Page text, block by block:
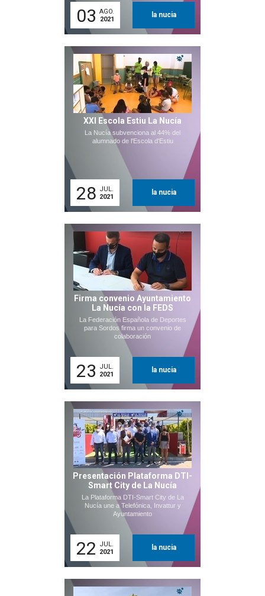
03 AGO.
2021
la nucia
XXI Escola Estiu La Nucía
La Nucía subvenciona al 44% del
alumnado de l'Escola d'Estiu
28 JUL.
2021
la nucia
Firma convenio Ayuntamiento
La Nucía con la FEDS
La Federación Española de Deportes
para Sordos firma un convenio de
colaboración
23
JUL.
2021
la nucia
Presentación Plataforma DTI-
Smart City de La Nucía
La Plataforma DTI-Smart City de La
Nucía une a Telefónica, Invattur y
Ayuntamiento
22
JUL.
2021
la nucia